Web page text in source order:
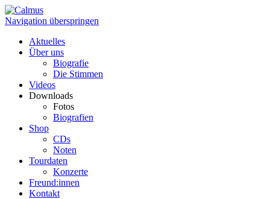
Navigation überspringen
Aktuelles
Über uns
Biografie
Die Stimmen
Videos
Downloads
Fotos
Biografien
Shop
CDs
Noten
Tourdaten
Konzerte
Freund:innen
Kontakt